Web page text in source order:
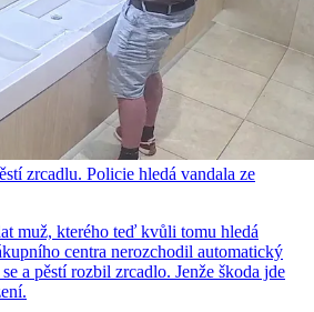
zrcadlu. Policie hledá vandala ze
muž, kterého teď kvůli tomu hledá
centra nerozchodil automatický
a pěstí rozbil zrcadlo. Jenže škoda jde